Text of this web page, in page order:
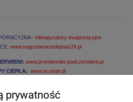
- klimatyzatory ewaporacyjne
www.nagrzewniceolejowe24.pl
www.promienniki-podczerwieni.pl
CIEPŁA: www.econair.pl
prywatność